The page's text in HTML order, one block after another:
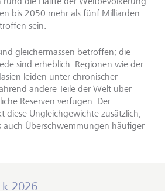
bis 2050 mehr als fünf Milliarden
sein.
gleichermassen betroffen; die
sind erheblich. Regionen wie der
leiden unter chronischer
andere Teile der Welt über
Reserven verfügen. Der
diese Ungleichgewichte zusätzlich,
auch Überschwemmungen häufiger
2026